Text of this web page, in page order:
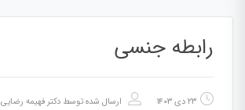
رابطه جنسی
۲۳ دی ۱۴۰۳ ارسال شده توسط دکتر فهیمه رضایی